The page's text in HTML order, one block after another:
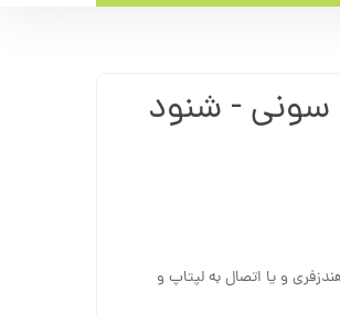
سونی - شنود
طریق هندزفری و یا اتصال به لپتاپ و